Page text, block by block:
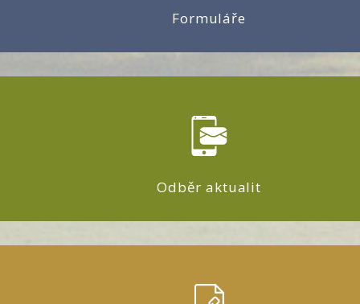
Formuláře
Odběr aktualit